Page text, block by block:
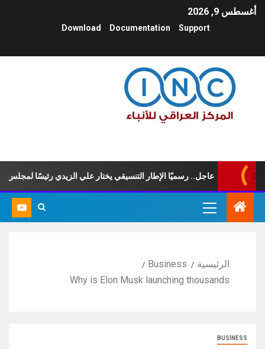
أغسطس 9, 2026
Support
Documentation
Download
عاجل.. رسميًا الإطار التنسيقي يختار علي الزيدي رئيسًا لمجلس
الرئيسية
Business
Why is Elon Musk launching thousands
BUSINESS